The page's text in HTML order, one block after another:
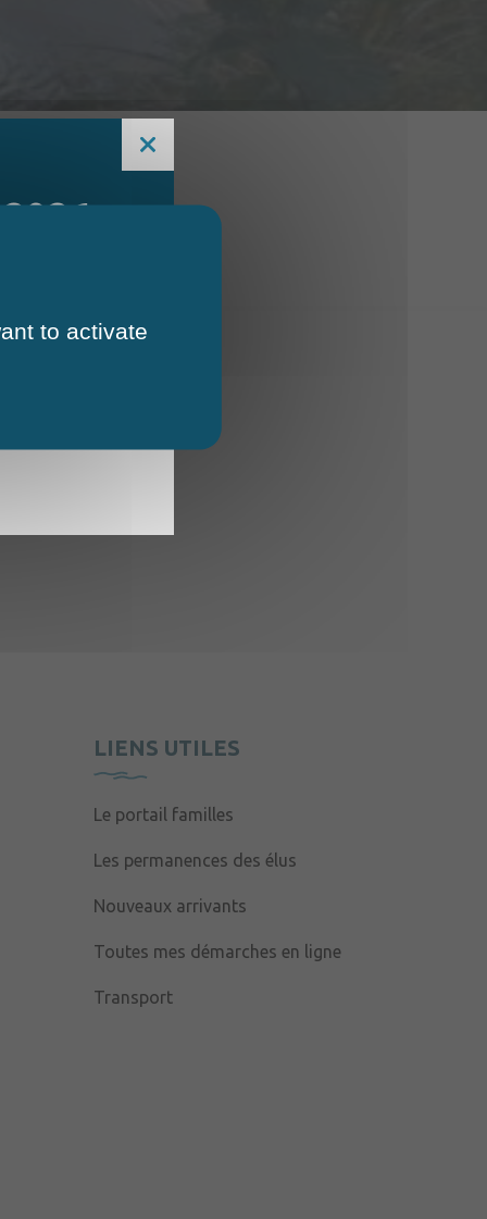
LIENS UTILES
Le portail familles
Les permanences des élus
Nouveaux arrivants
Toutes mes démarches en ligne
Transport
to activate